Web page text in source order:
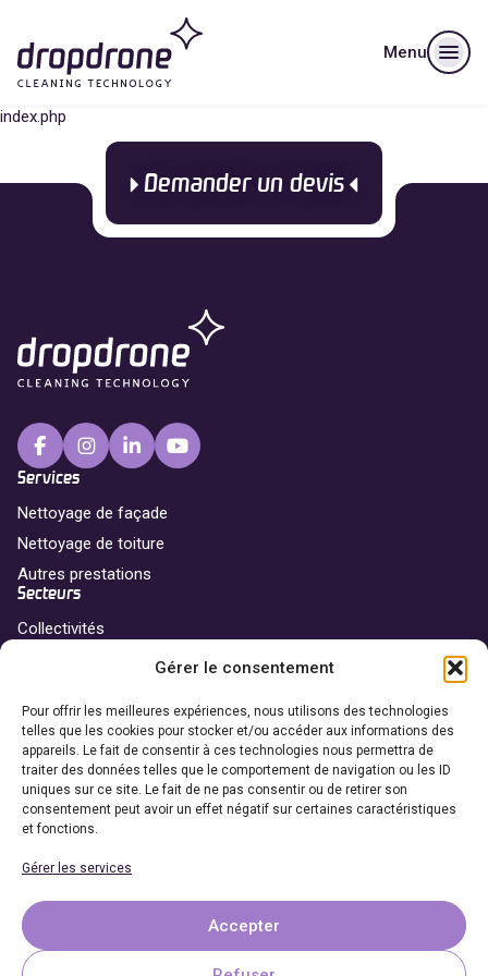
Gérer le consentement
Pour offrir les meilleures expériences, nous utilisons des technologies
telles que les cookies pour stocker et/ou accéder aux informations des
appareils. Le fait de consentir à ces technologies nous permettra de
traiter des données telles que le comportement de navigation ou les ID
uniques sur ce site. Le fait de ne pas consentir ou de retirer son
consentement peut avoir un effet négatif sur certaines caractéristiques
et fonctions.
Gérer les services
Accepter
Menu
index.php
Demander un devis
Services
Nettoyage de façade
Nettoyage de toiture
Autres prestations
Secteurs
Collectivités
Franchise
Nos agences
Devenir franchisé
Coordonnées